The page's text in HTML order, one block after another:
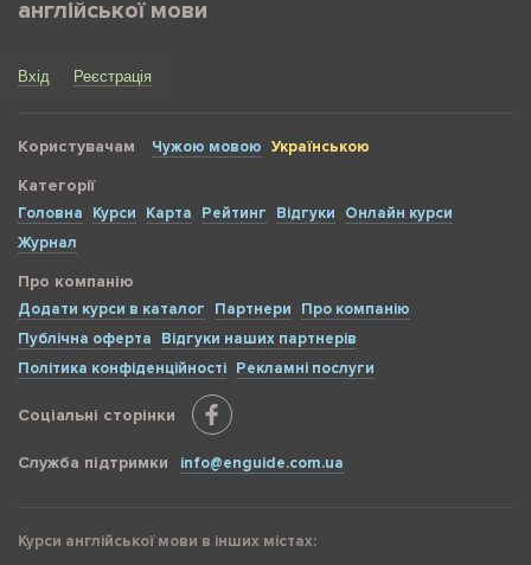
англійської мови
Вхід Реєстрація
Користувачам Чужою мовою Українською
Категорії
Головна Курси Карта Рейтинг Відгуки
Онлайн курси
Журнал
Про компанію
Додати курси в каталог Партнери
Про компанію
Публічна оферта
Відгуки наших партнерів
Політика конфіденційності Рекламні послуги
Соціальні сторінки
Служба підтримки info@enguide.com.ua
Курси англійської мови в інших містах: